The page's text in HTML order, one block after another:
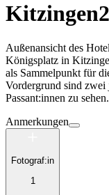
Kitzingen
Außenansicht des
Königsplatz in
als Sammelpunkt für
Vordergrund sind zwei
Passant:innen zu sehen.
Anmerkungen
Fotograf:in
1